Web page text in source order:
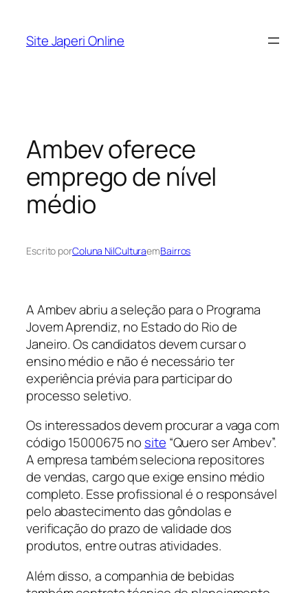
Site Japeri Online
Ambev oferece
emprego de nível
médio
Escrito porColuna NilCulturaemBairros
A Ambev abriu a seleção para o Programa
Jovem Aprendiz, no Estado do Rio de
Janeiro. Os candidatos devem cursar o
ensino médio e não é necessário ter
experiência prévia para participar do
processo seletivo.
Os interessados devem procurar a vaga com
código 15000675 no site “Quero ser Ambev”.
A empresa também seleciona repositores
de vendas, cargo que exige ensino médio
completo. Esse profissional é o responsável
pelo abastecimento das gôndolas e
verificação do prazo de validade dos
produtos, entre outras atividades.
Além disso, a companhia de bebidas